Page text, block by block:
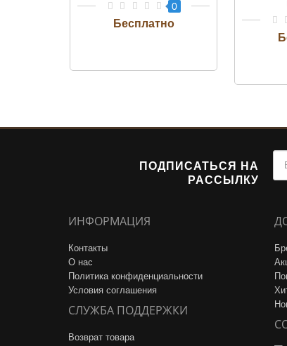
0
ПОДПИСАТЬСЯ НА
РАССЫЛКУ
ИНФОРМАЦИЯ
Контакты
О нас
Политика конфиденциальности
Условия соглашения
СЛУЖБА ПОДДЕРЖКИ
Возврат товара